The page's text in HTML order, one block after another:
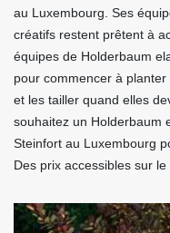
au Luxembourg. Ses
créatifs restent prêtent à
équipes de Holderbaum
pour commencer à
et les tailler quand elles
souhaitez un Holderbaum
Steinfort au Luxembourg
Des prix accessibles sur